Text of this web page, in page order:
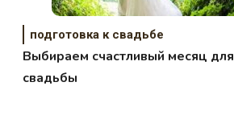
подготовка к свадьбе
Выбираем счастливый месяц для
свадьбы